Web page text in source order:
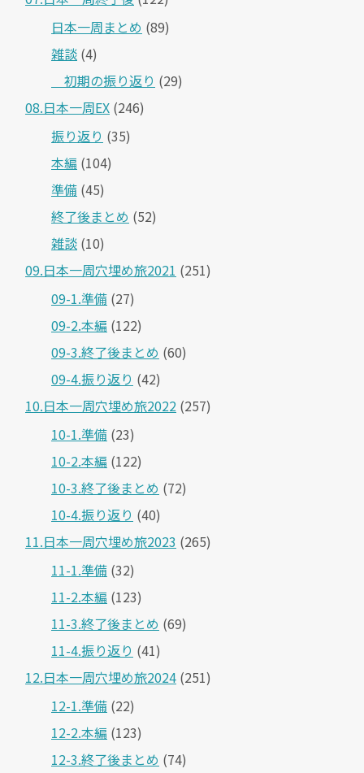
日本一周まとめ (89)
雑談 (4)
＿初期の振り返り (29)
08.日本一周EX (246)
振り返り (35)
本編 (104)
準備 (45)
終了後まとめ (52)
雑談 (10)
09.日本一周穴埋め旅2021 (251)
09-1.準備 (27)
09-2.本編 (122)
09-3.終了後まとめ (60)
09-4.振り返り (42)
10.日本一周穴埋め旅2022 (257)
10-1.準備 (23)
10-2.本編 (122)
10-3.終了後まとめ (72)
10-4.振り返り (40)
11.日本一周穴埋め旅2023 (265)
11-1.準備 (32)
11-2.本編 (123)
11-3.終了後まとめ (69)
11-4.振り返り (41)
12.日本一周穴埋め旅2024 (251)
12-1.準備 (22)
12-2.本編 (123)
12-3.終了後まとめ (74)